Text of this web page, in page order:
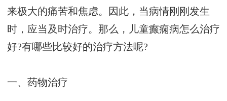
来极大的痛苦和焦虑。因此，当病情刚刚发生
时，应当及时治疗。那么，儿童癫痫病怎么治疗
好?有哪些比较好的治疗方法呢?
一、药物治疗